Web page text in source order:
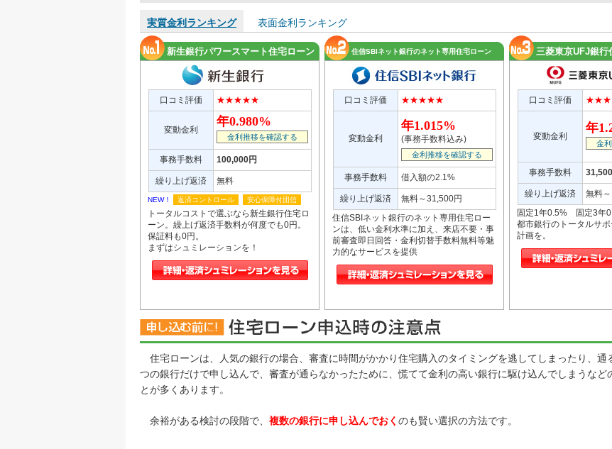
実質金利ランキング 表面金利ランキング
新生銀行パワースマート住宅ローン
口コミ評価 ★★★★★
変動金利
年0.980%
金利推移を確認する
事務手数料 100,000円
繰り上げ返済 無料
NEW！ 返済コントロール 安心保障付団信
トータルコストで選ぶなら新生銀行住宅ロ
ーン。繰上げ返済手数料が何度でも0円。
保証料も0円。
まずはシュミレーションを！
住信SBIネット銀行のネット専用住宅ローン
口コミ評価 ★★★★★
変動金利
年1.015%
(事務手数料込み)
金利推移を確認する
事務手数料 借入額の2.1%
繰り上げ返済
無料～31,500円
住信SBIネット銀行のネット専用住宅ロー
ンは、低い金利水準に加え、来店不要・事
前審査即日回答・金利切替手数料無料等魅
力的なサービスを提供
三菱東京UFJ銀行
口コミ評価
変動金利
年
金
事務手数料
繰り上げ返済
無料
固定1年0.5% 固定3年
都市銀行のトータルサ
計画を。
住宅ローンは、人気の銀行の場合、審査に時間がかかり住宅購入のタイミングを逃してしまったり、通
つの銀行だけで申し込んで、審査が通らなかったために、慌てて金利の高い銀行に駆け込んでしまうなど
とが多くあります。
余裕がある検討の段階で、 複数の銀行に申し込んでおく のも賢い選択の方法です。